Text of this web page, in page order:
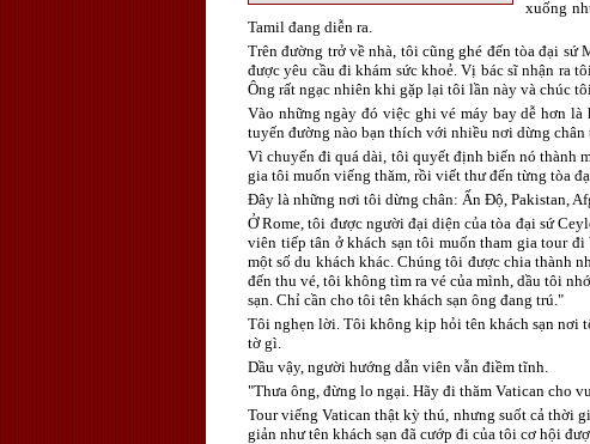
xuống
Tamil đang diễn ra.
Trên đường trở về nhà, tôi cũng ghé đến tòa đại
được yêu cầu đi khám sức khoẻ. Vị bác sĩ nhận ra
Ông rất ngạc nhiên khi gặp lại tôi lần này và chúc
Vào những ngày đó việc ghi vé máy bay dễ hơn
tuyến đường nào bạn thích với nhiều nơi dừng
Vì chuyến đi quá dài, tôi quyết định biến nó thành
gia tôi muốn viếng thăm, rồi viết thư đến từng tòa
Đây là những nơi tôi dừng chân: Ấn Độ, Pakistan,
Ở Rome, tôi được người đại diện của tòa đại sứ
viên tiếp tân ở khách sạn tôi muốn tham gia tour
một số du khách khác. Chúng tôi được chia thành
đến thu vé, tôi không tìm ra vé của mình, dầu tôi
sạn. Chỉ cần cho tôi tên khách sạn ông đang trú."
Tôi nghẹn lời. Tôi không kịp hỏi tên khách sạn nơi
tờ gì.
Dầu vậy, người hướng dẫn viên vẫn điềm tĩnh.
"Thưa ông, đừng lo ngại. Hãy đi thăm Vatican cho
Tour viếng Vatican thật kỳ thú, nhưng suốt cả thời
giản như tên khách sạn đã cướp đi của tôi cơ hội